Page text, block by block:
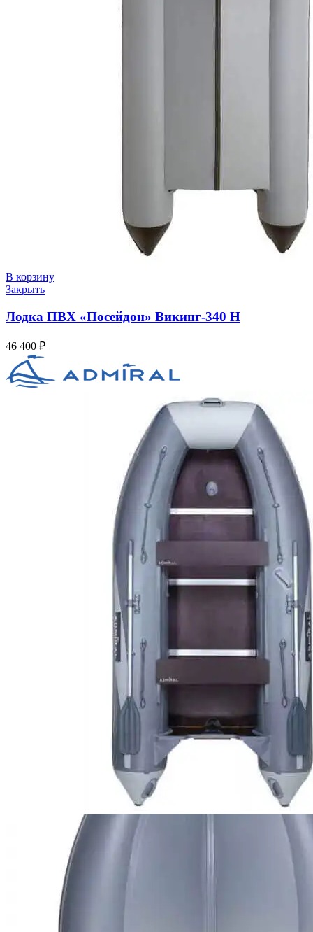
В корзину
Закрыть
Лодка ПВХ «Посейдон» Викинг-340 Н
46 400 ₽